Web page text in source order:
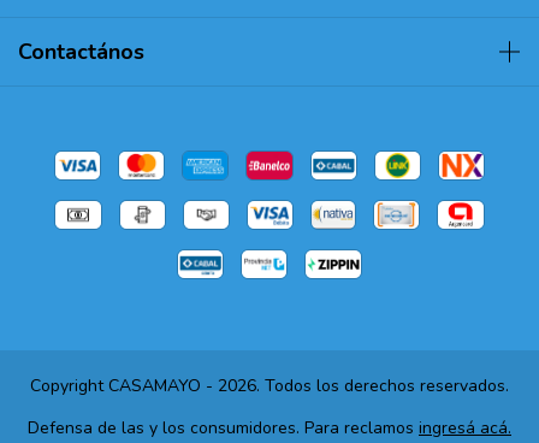
Contactános
Copyright CASAMAYO - 2026. Todos los derechos reservados.
Defensa de las y los consumidores. Para reclamos ingresá acá.